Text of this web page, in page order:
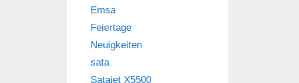
Emsa
Feiertage
Neuigkeiten
sata
Satajet X5500